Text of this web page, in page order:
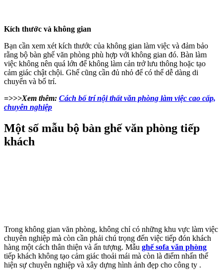
Kích thước và không gian
Bạn cần xem xét kích thước của không gian làm việc và đảm bảo
rằng bộ bàn ghế văn phòng phù hợp với không gian đó. Bàn làm
việc không nên quá lớn để không làm cản trở lưu thông hoặc tạo
cảm giác chật chội. Ghế cũng cần đủ nhỏ để có thể dễ dàng di
chuyển và bố trí.
=>>>Xem thêm: Cách bố trí nội thất văn phòng làm việc cao cấp,
chuyên nghiệp
Một số mẫu bộ bàn ghế văn phòng tiếp
khách
Trong không gian văn phòng, không chỉ có những khu vực làm việc
chuyên nghiệp mà còn cần phải chú trọng đến việc tiếp đón khách
hàng một cách thân thiện và ấn tượng. Mẫu ghế sofa văn phòng
tiếp khách không tạo cảm giác thoải mái mà còn là điểm nhấn thể
hiện sự chuyên nghiệp và xây dựng hình ảnh đẹp cho công ty .